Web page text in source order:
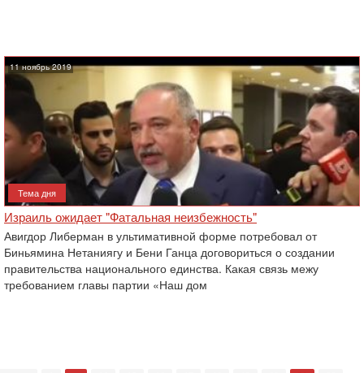
11 ноябрь 2019
Тема дня
Израиль ожидает "Фатальная неизбежность"
Авигдор Либерман в ультимативной форме потребовал от
Биньямина Нетаниягу и Бени Ганца договориться о создании
правительства национального единства. Какая связь межу
требованием главы партии «Наш дом